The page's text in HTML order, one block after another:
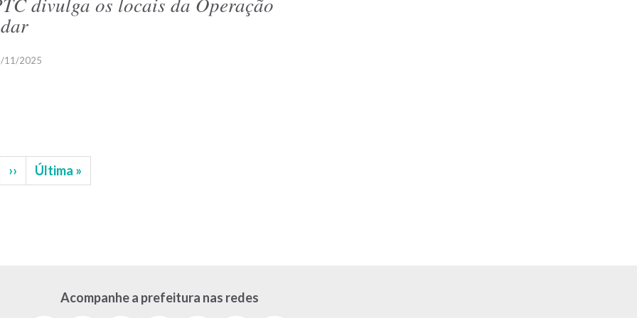
11/2025
Próxima
página
››
Última
página
Última »
Acompanhe a prefeitura nas redes